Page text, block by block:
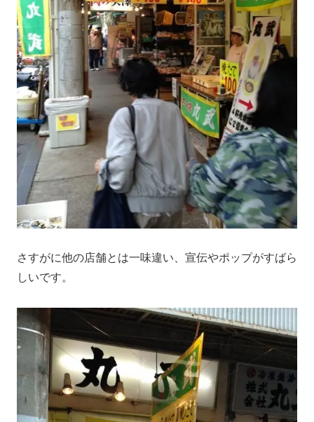
さすがに他の店舗とは一味違い、宣伝やポップがすばら
しいです。